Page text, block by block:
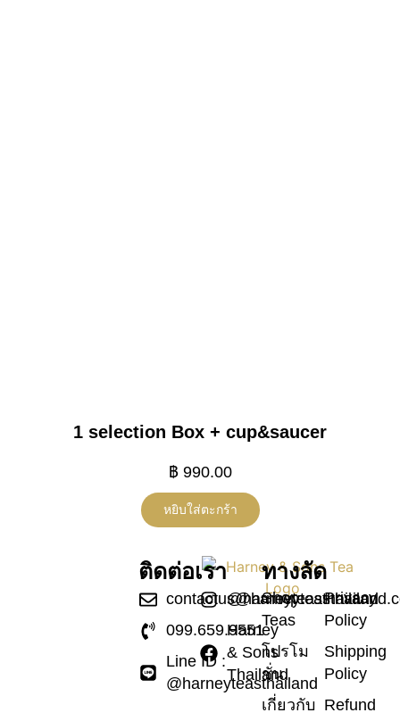
1 selection Box + cup&saucer
฿990.00
หยิบใส่ตะกร้า
ทางลัด
Shop
Teas
โปรโม
ชั่น
เกี่ยวกับ
Privacy
Policy
Shipping
Policy
Refund
ติดต่อเรา
099.659.9551
Line ID :
@harneyteasthailand
@harneyteasthailand
Harney
& Sons
Thailand